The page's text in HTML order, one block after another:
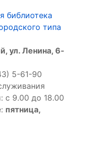
библиотека
типа
ул. Ленина, 6-
5-61-90
с 9.00 до 18.00
пятница,